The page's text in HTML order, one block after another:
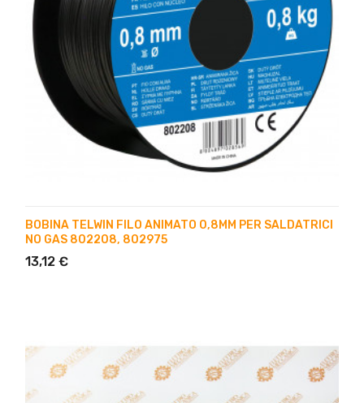
BOBINA TELWIN FILO ANIMATO 0,8MM PER SALDATRICI
NO GAS 802208, 802975
13,12 €